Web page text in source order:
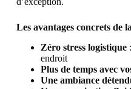
Les avantages concrets de
Zéro stress logistique:
endroit
Plus de temps avec
Une ambiance